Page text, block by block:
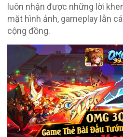
luôn nhận được những lời
mặt hình ảnh, gameplay lẫn
cộng đồng.